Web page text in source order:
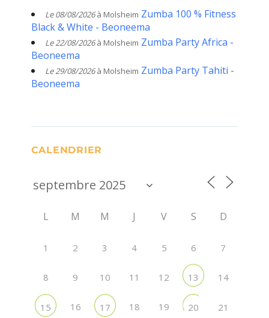
Le 08/08/2026à Molsheim Zumba 100 % Fitness
Black & White - Beoneema
Le 22/08/2026à Molsheim Zumba Party Africa -
Beoneema
Le 29/08/2026à Molsheim Zumba Party Tahiti -
Beoneema
CALENDRIER
L M M J V S D
1 2 3 4 5 6 7
8 9 10 11 12 13 14
15 16 17 18 19 20 21